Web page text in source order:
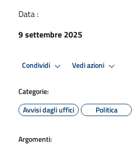
Data :
9 settembre 2025
Condividi Vedi azioni
Categorie:
Avvisi dagli uffici
Politica
Argomenti: